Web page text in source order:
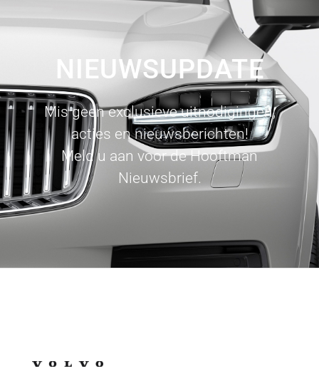
NIEUWSUPDATE
Mis geen exclusieve uitnodigingen,
acties en nieuwsberichten!
Meld u aan voor de Hooftman
Nieuwsbrief.